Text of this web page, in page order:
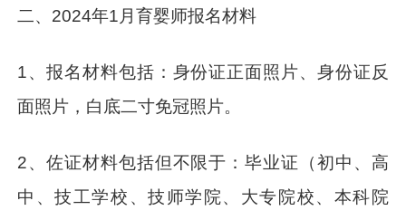
二、2024年1月育婴师报名材料
1、报名材料包括：身份证正面照片、身份证反
面照片，白底二寸免冠照片。
2、佐证材料包括但不限于：毕业证（初中、高
中、技工学校、技师学院、大专院校、本科院